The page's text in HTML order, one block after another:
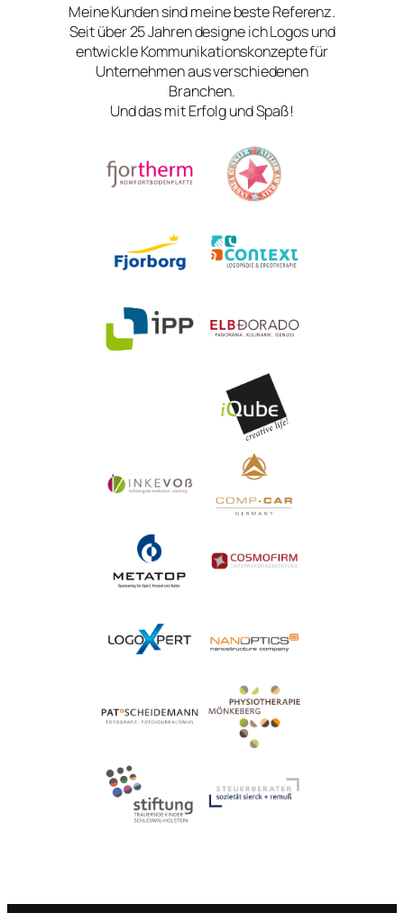
Meine Kunden sind meine beste Referenz.
Seit über 25 Jahren designe ich Logos und
entwickle Kommunikationskonzepte für
Unternehmen aus verschiedenen
Branchen.
Und das mit Erfolg und Spaß!